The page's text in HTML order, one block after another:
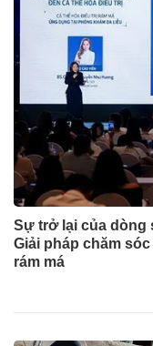
Sự trở lại của dòng
Giải pháp chăm
rám má